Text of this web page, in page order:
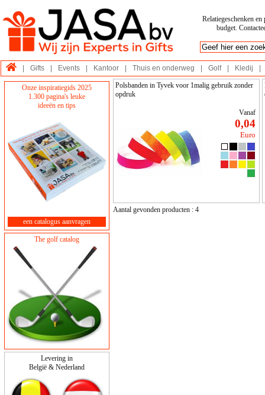
Relatiegeschenken
budget.
Gifts Events Kantoor Thuis en onderweg Golf Kledij
Onze inspiratiegids 2025
1.300 pagina's leuke
ideeën en tips
een catalogus aanvragen
The golf catalog
Levering in
België & Nederland
Polsbanden in Tyvek voor 1malig gebruik zonder
opdruk
Vanaf
0,04
Euro
Aantal gevonden producten : 4